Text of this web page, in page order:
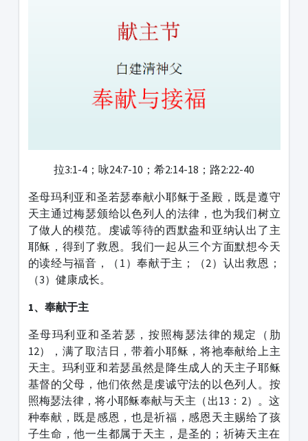
拉3:1-4；咏24:7-10；希2:14-18；路2:22-40
圣母玛利亚和圣若瑟奉献小耶稣于圣殿，既是遵守
天主通过梅瑟颁给以色列人的法律，也为我们树立
了做人的模范。虔诚等待的西默盎和亚纳认出了主
耶稣，得到了救恩。我们一起从三个方面默想今天
的读经与福音，（1）奉献于主；（2）认出救恩；
（3）健康成长。
1、 奉献于主
圣母玛利亚和圣若瑟，按照梅瑟法律的规定（肋
12），满了取洁日，带着小耶稣，将祂奉献给上主
天主。玛利亚和若瑟虽然是降生成人的天主子耶稣
基督的父母，他们依然是虔诚守法的以色列人。按
照梅瑟法律，将小耶稣奉献与天主（出13：2）。这
种奉献，既是感恩，也是祈福，感恩天主赐给了孩
子生命，他一生都属于天主，是圣的；祈祷天主在